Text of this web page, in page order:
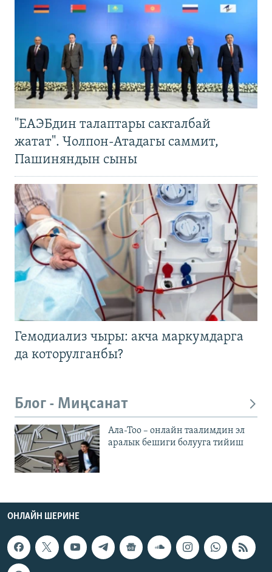
"ЕАЭБдин талаптары сакталбай
жатат". Чолпон-Атадагы саммит,
Пашиняндын сыны
Гемодиализ чыры: акча маркумдарга
да которулганбы?
Блог - Миңсанат
Ала-Тоо – онлайн таалимдин эл
аралык бешиги болууга тийиш
ОНЛАЙН ШЕРИНЕ